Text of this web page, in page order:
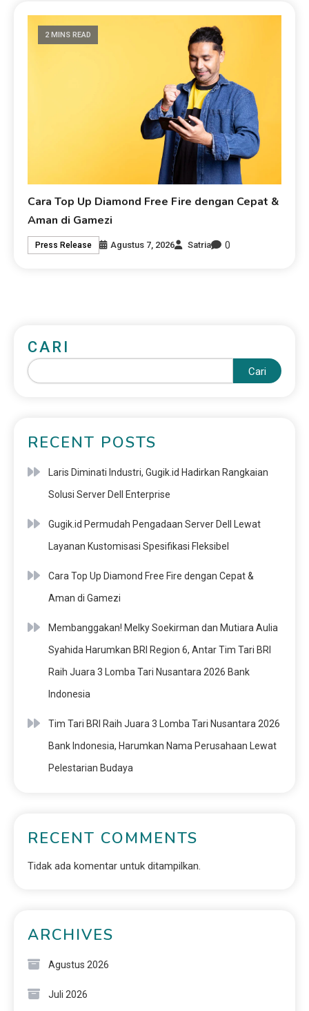
2 MINS READ
Cara Top Up Diamond Free Fire dengan Cepat &
Aman di Gamezi
Press Release Agustus 7, 2026 Satria 0
CARI
Cari
RECENT POSTS
Laris Diminati Industri, Gugik.id Hadirkan Rangkaian
Solusi Server Dell Enterprise
Gugik.id Permudah Pengadaan Server Dell Lewat
Layanan Kustomisasi Spesifikasi Fleksibel
Cara Top Up Diamond Free Fire dengan Cepat &
Aman di Gamezi
Membanggakan! Melky Soekirman dan Mutiara Aulia
Syahida Harumkan BRI Region 6, Antar Tim Tari BRI
Raih Juara 3 Lomba Tari Nusantara 2026 Bank
Indonesia
Tim Tari BRI Raih Juara 3 Lomba Tari Nusantara 2026
Bank Indonesia, Harumkan Nama Perusahaan Lewat
Pelestarian Budaya
RECENT COMMENTS
Tidak ada komentar untuk ditampilkan.
ARCHIVES
Agustus 2026
Juli 2026